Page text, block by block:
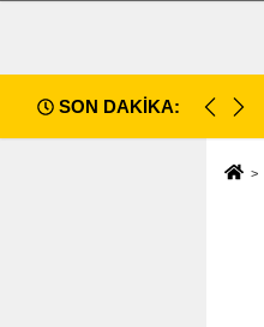
SON DAKİKA: